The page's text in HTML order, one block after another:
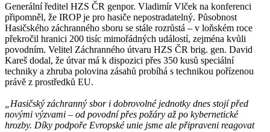
Generální ředitel HZS ČR genpor. Vladimír Vlček na konferenci
připomněl, že IROP je pro hasiče nepostradatelný. Působnost
Hasičského záchranného sboru se stále rozrůstá – v loňském roce
překročil hranici 200 tisíc mimořádných událostí, zejména kvůli
povodním. Velitel Záchranného útvaru HZS ČR brig. gen. David
Kareš dodal, že útvar má k dispozici přes 350 kusů speciální
techniky a zhruba polovina zásahů probíhá s technikou pořízenou
právě z prostředků EU.
„Hasičský záchranný sbor i dobrovolné jednotky dnes stojí před
novými výzvami – od povodní přes požáry až po kybernetické
hrozby. Díky podpoře Evropské unie jsme ale připraveni reagovat